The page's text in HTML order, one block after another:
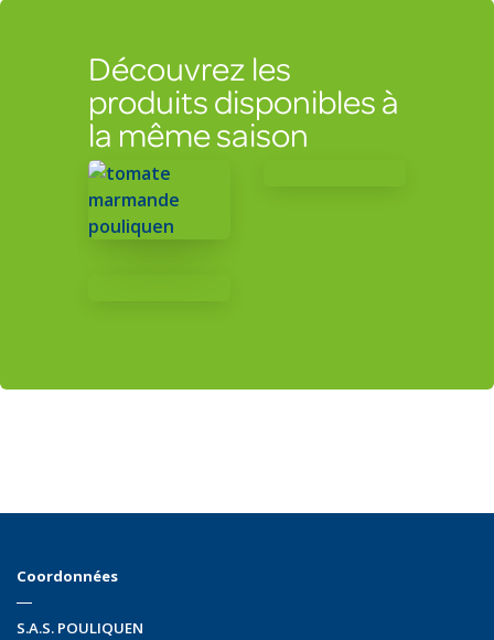
Découvrez les
produits disponibles à
la même saison
Coordonnées
S.A.S. POULIQUEN